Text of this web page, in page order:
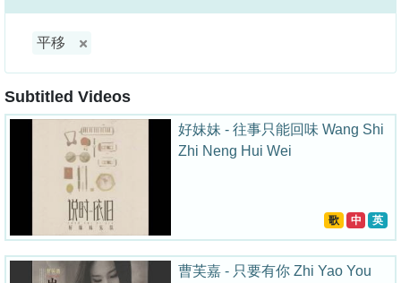
平移
Subtitled Videos
好妹妹 - 往事只能回味 Wang Shi
Zhi Neng Hui Wei
歌 中 英
曹芙嘉 - 只要有你 Zhi Yao You